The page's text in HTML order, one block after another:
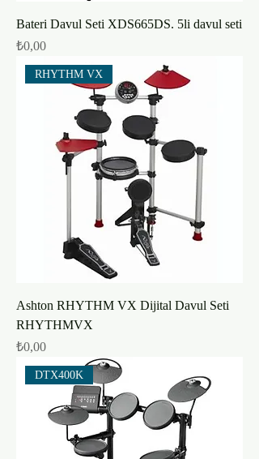
Bateri Davul Seti XDS665DS. 5li davul seti
Fiyat
₺0,00
RHYTHM VX
Ashton RHYTHM VX Dijital Davul Seti
RHYTHMVX
Fiyat
₺0,00
DTX400K